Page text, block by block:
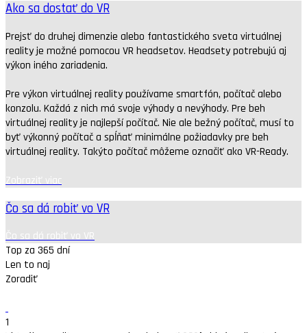
Ako sa dostať do VR
Prejsť do druhej dimenzie alebo fantastického sveta virtuálnej
reality je možné pomocou VR headsetov. Headsety potrebujú aj
výkon iného zariadenia.
Pre výkon virtuálnej reality používame smartfón, počítač alebo
konzolu. Každá z nich má svoje výhody a nevýhody. Pre beh
virtuálnej reality je najlepší počítač. Nie ale bežný počítač, musí to
byť výkonný počítač a spĺňať minimálne požiadavky pre beh
virtuálnej reality. Takýto počítač môžeme označiť ako VR-Ready.
Zobraziť viac
Čo sa dá robiť vo VR
Čo sa dá robiť vo VR
Top za 365 dní
Len to naj
Zoradiť
1